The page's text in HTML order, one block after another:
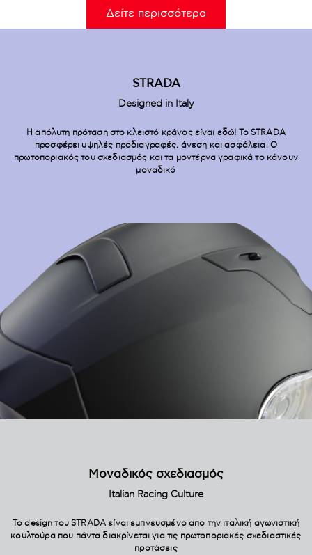
Δείτε περισσότερα
STRADA
Designed in Italy
Η απόλυτη πρόταση στο κλειστό κράνος είναι εδώ! To STRADA
προσφέρει υψηλές προδιαγραφές, άνεση και ασφάλεια. Ο
πρωτοποριακός του σχεδιασμός και τα μοντέρνα γραφικά το κάνουν
μοναδικό
Μοναδικός σχεδιασμός
Italian Racing Culture
Το design του STRADA είναι εμπνευσμένο απο την ιταλική αγωνιστική
κουλτούρα που πάντα διακρίνεται για τις πρωτοποριακές σχεδιαστικές
προτάσεις